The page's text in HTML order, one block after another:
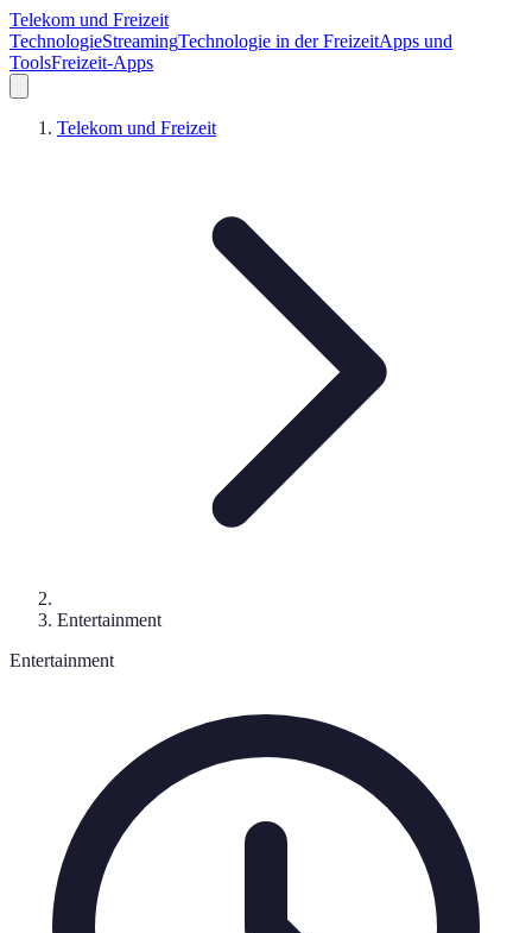
Telekom und Freizeit
TechnologieStreamingTechnologie in der FreizeitApps und
ToolsFreizeit-Apps
Telekom und Freizeit
Entertainment
Entertainment